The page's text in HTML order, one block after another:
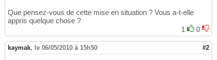
Que pensez-vous de cette mise en situation ? Vous a-t-elle
appris quelque chose ?
1
0
kaymak, le 06/05/2010 à 15h50 #2